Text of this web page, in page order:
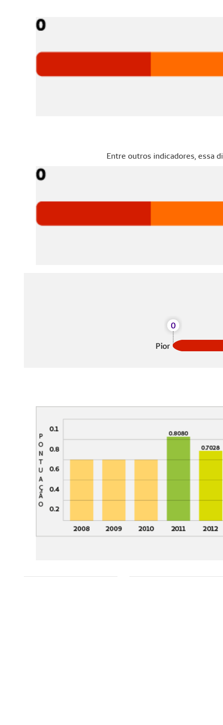
Entre outros indicadores, essa